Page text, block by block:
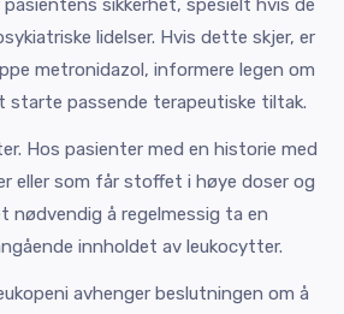
sikkerhet, spesielt hvis de
lidelser. Hvis dette skjer, er
metronidazol, informere legen om
starte passende terapeutiske tiltak.
Hos pasienter med en historie med
eller som får stoffet i høye doser og
nødvendig å regelmessig ta en
innholdet av leukocytter.
avhenger beslutningen om å